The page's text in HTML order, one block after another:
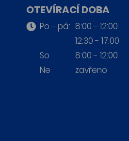
OTEVÍRACÍ DOBA
Po - pá: 8:00 - 12:00
12:30 - 17:00
So
8:00 - 12:00
Ne
zavřeno